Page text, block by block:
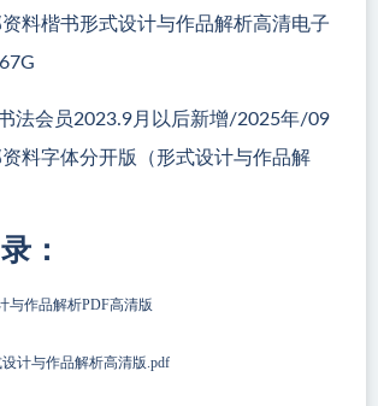
料楷书形式设计与作品解析高清电子
法会员2023.9月以后新增/2025年/09
料字体分开版（形式设计与作品解
：
与作品解析PDF高清版
计与作品解析高清版.pdf